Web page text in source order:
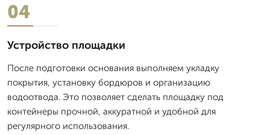
04
Устройство площадки
После подготовки основания выполняем укладку
покрытия, установку бордюров и организацию
водоотвода. Это позволяет сделать площадку под
контейнеры прочной, аккуратной и удобной для
регулярного использования.